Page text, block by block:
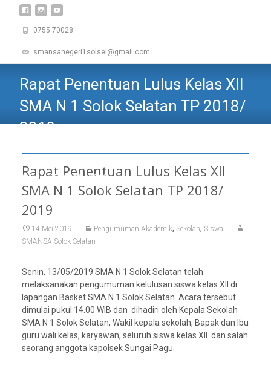
0755 70028
smansanegeri1solsel@gmail.com
Rapat Penentuan Lulus Kelas XII
SMA N 1 Solok Selatan TP 2018/
2019
Selatan TP 2018/ 2019
Rapat Penentuan Lulus Kelas XII
SMA N 1 Solok Selatan TP 2018/
2019
14 Mei 2019 Pengumuman Akademik, Sekolah, Siswa
SMANSA Solok Selatan
Senin, 13/05/2019 SMA N 1 Solok Selatan telah
melaksanakan pengumuman kelulusan siswa kelas XII di
lapangan Basket SMA N 1 Solok Selatan. Acara tersebut
dimulai pukul 14.00 WIB dan dihadiri oleh Kepala Sekolah
SMA N 1 Solok Selatan, Wakil kepala sekolah, Bapak dan Ibu
guru wali kelas, karyawan, seluruh siswa kelas XII dan salah
seorang anggota kapolsek Sungai Pagu.